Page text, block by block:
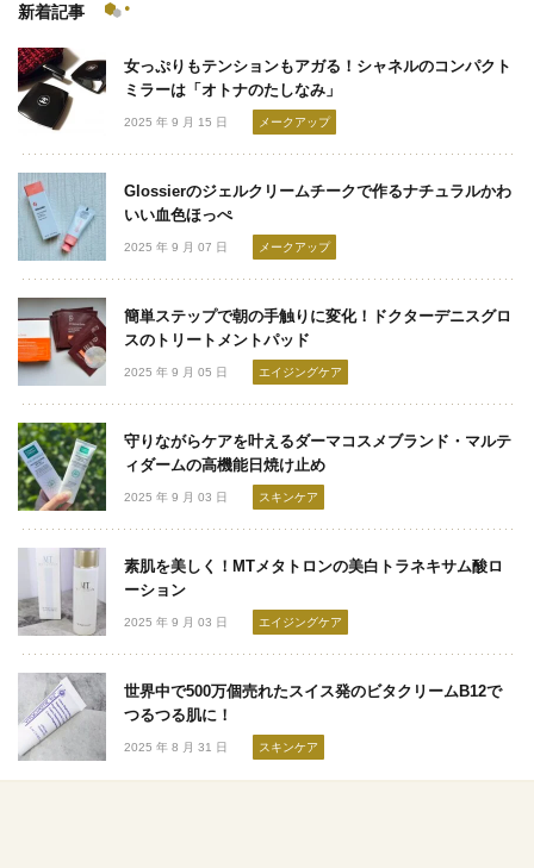
新着記事
女っぷりもテンションもアガる！シャネルのコンパクト
ミラーは「オトナのたしなみ」
2025 年 9 月 15 日 メークアップ
Glossierのジェルクリームチークで作るナチュラルかわ
いい血色ほっぺ
2025 年 9 月 07 日 メークアップ
簡単ステップで朝の手触りに変化！ドクターデニスグロ
スのトリートメントパッド
2025 年 9 月 05 日 エイジングケア
守りながらケアを叶えるダーマコスメブランド・マルテ
ィダームの高機能日焼け止め
2025 年 9 月 03 日 スキンケア
素肌を美しく！MTメタトロンの美白トラネキサム酸ロ
ーション
2025 年 9 月 03 日 エイジングケア
世界中で500万個売れたスイス発のビタクリームB12で
つるつる肌に！
2025 年 8 月 31 日 スキンケア